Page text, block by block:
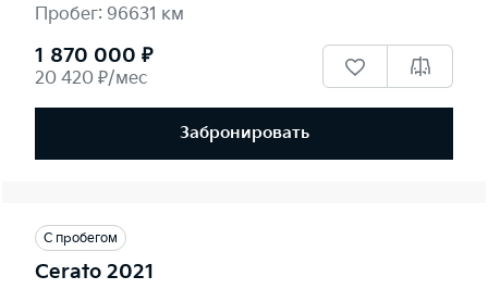
Пробег: 96631 км
1 870 000 ₽
20 420 ₽/мес
Забронировать
С пробегом
Cerato 2021